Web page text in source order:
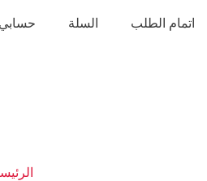
اتمام الطلب السلة حسابي